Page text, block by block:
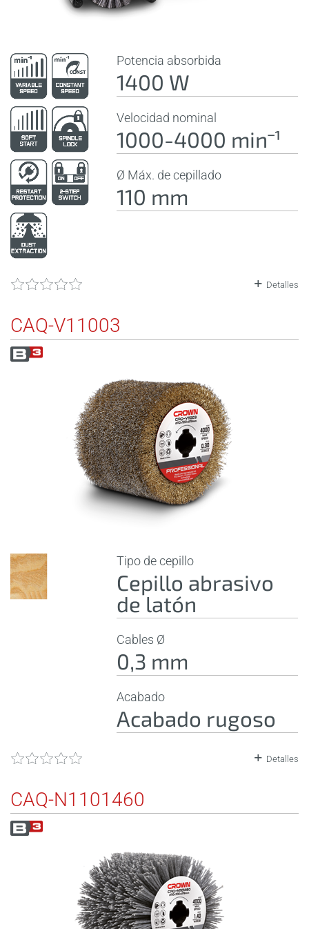
Potencia absorbida
1400 W
Velocidad nominal
1000-4000 minˉ¹
Ø Máx. de cepillado
110 mm
Detalles
CAQ-V11003
Tipo de cepillo
Cepillo abrasivo
de latón
Cables Ø
0,3 mm
Acabado
Acabado rugoso
Detalles
CAQ-N1101460